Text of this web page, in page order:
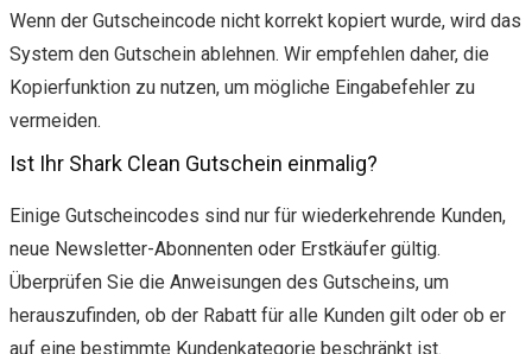
Wenn der Gutscheincode nicht korrekt kopiert wurde, wird das
System den Gutschein ablehnen. Wir empfehlen daher, die
Kopierfunktion zu nutzen, um mögliche Eingabefehler zu
vermeiden.
Ist Ihr Shark Clean Gutschein einmalig?
Einige Gutscheincodes sind nur für wiederkehrende Kunden,
neue Newsletter-Abonnenten oder Erstkäufer gültig.
Überprüfen Sie die Anweisungen des Gutscheins, um
herauszufinden, ob der Rabatt für alle Kunden gilt oder ob er
auf eine bestimmte Kundenkategorie beschränkt ist.